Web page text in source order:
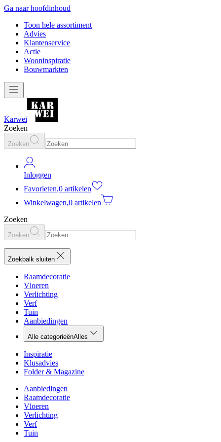
Ga naar hoofdinhoud
Toon hele assortiment
Advies
Klantenservice
Actie
Wooninspiratie
Bouwmarkten
Karwei
Zoeken
Zoeken
Inloggen
Favorieten,0 artikelen
Winkelwagen,0 artikelen
Zoeken
Zoeken
Zoekbalk sluiten
Raamdecoratie
Vloeren
Verlichting
Verf
Tuin
Aanbiedingen
Alle categorieënAlles
Inspiratie
Klusadvies
Folder & Magazine
Aanbiedingen
Raamdecoratie
Vloeren
Verlichting
Verf
Tuin